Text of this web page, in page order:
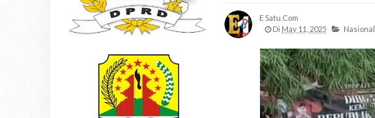
E Satu.com
Di May 11, 2025 Nasional,